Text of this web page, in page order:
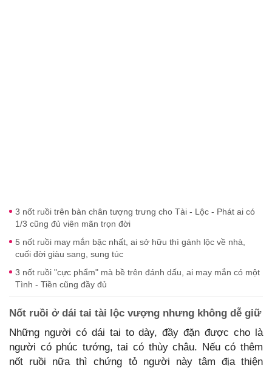
3 nốt ruồi trên bàn chân tượng trưng cho Tài - Lộc - Phát ai có
1/3 cũng đủ viên mãn trọn đời
5 nốt ruồi may mắn bậc nhất, ai sở hữu thì gánh lộc về nhà,
cuối đời giàu sang, sung túc
3 nốt ruồi "cực phẩm" mà bề trên đánh dấu, ai may mắn có một
Tình - Tiền cũng đầy đủ
Nốt ruồi ở dái tai tài lộc vượng nhưng không dễ giữ
Những người có dái tai to dày, đầy đặn được cho là
người có phúc tướng, tai có thùy châu. Nếu có thêm
nốt ruồi nữa thì chứng tỏ người này tâm địa thiện